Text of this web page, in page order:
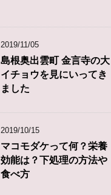
2019/11/05
島根奥出雲町 金言寺の大
イチョウを見にいってき
ました
2019/10/15
マコモダケって何？栄養
効能は？下処理の方法や
食べ方